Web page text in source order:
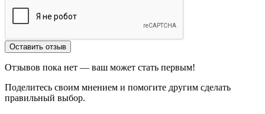
Оставить отзыв
Отзывов пока нет — ваш может стать первым!
Поделитесь своим мнением и помогите другим сделать
правильный выбор.